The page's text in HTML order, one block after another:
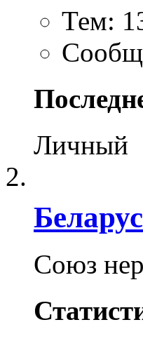
Тем:
Личный
Союз